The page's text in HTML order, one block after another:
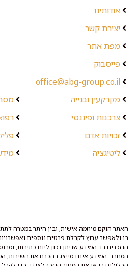
אודותינו
יצירת קשר
מפת אתר
פייסבוק
office@abg-group.co.il
מקרקעין ובנייה
צרכנות ופיננסי
זכויות אדם
ליטיגציה
האתר הוקם מיוזמה אישית, ובין היתר במטרה
בו ולאפשר ערוץ לקבלת פרטים נוספים
הנזכרים בו. המידע שניתן נכון ליום כתיבתו,
המחבר. המידע איננו מייצג בהכרח את השירות,